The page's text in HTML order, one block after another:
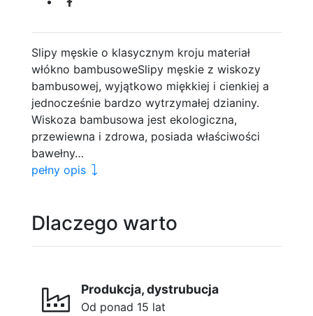
Slipy męskie o klasycznym kroju materiał
włókno bambusoweSlipy męskie z wiskozy
bambusowej, wyjątkowo miękkiej i cienkiej a
jednocześnie bardzo wytrzymałej dzianiny.
Wiskoza bambusowa jest ekologiczna,
przewiewna i zdrowa, posiada właściwości
bawełny…
pełny opis
Dlaczego warto
Produkcja, dystrubucja
Od ponad 15 lat